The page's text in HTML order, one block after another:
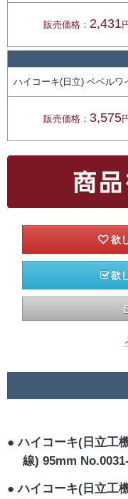
販売価格： 2,431
ハイコーキ(日立) ベベルワ
販売価格： 3,575
欲
ハイコーキ(日立工
線) 95mm
ハイコーキ(日立工